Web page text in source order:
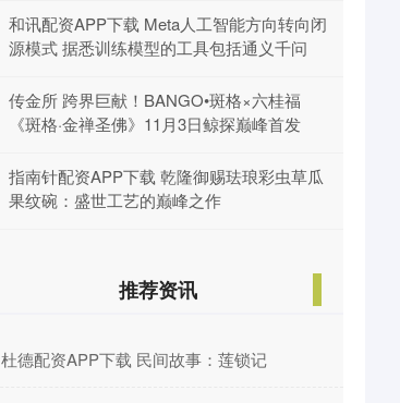
和讯配资APP下载 Meta人工智能方向转向闭
源模式 据悉训练模型的工具包括通义千问
传金所 跨界巨献！BANGO•斑格×六桂福
《斑格·金禅圣佛》11月3日鲸探巅峰首发
指南针配资APP下载 乾隆御赐珐琅彩虫草瓜
果纹碗：盛世工艺的巅峰之作
推荐资讯
​杜德配资APP下载 民间故事：莲锁记